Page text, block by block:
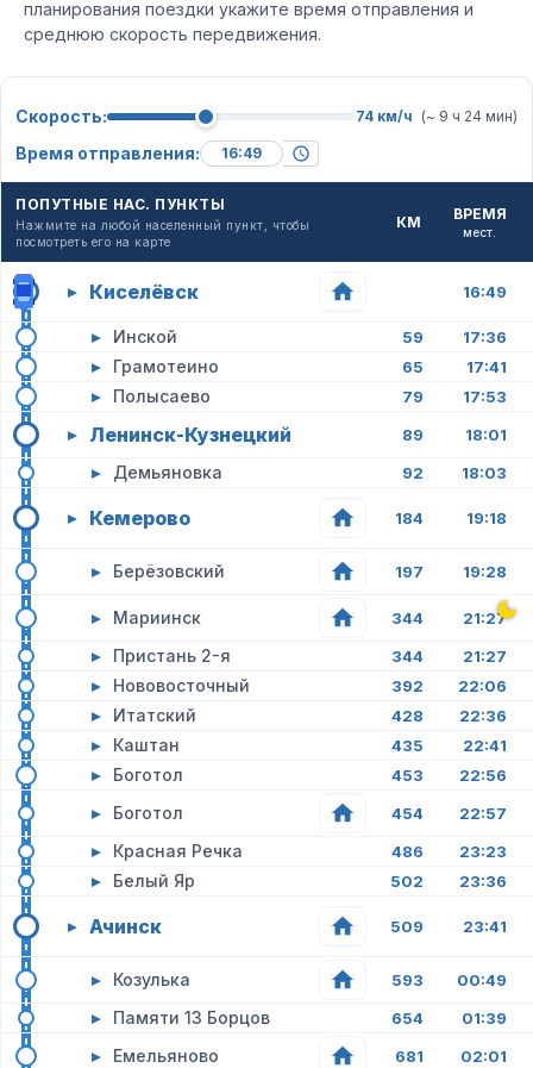
планирования поездки укажите время отправления и
среднюю скорость передвижения.
Скорость: 74 км/ч (~ 9 ч 24 мин)
Время отправления:
ПОПУТНЫЕ НАС. ПУНКТЫ
Нажмите на любой населенный пункт, чтобы
посмотреть его на карте
КМ ВРЕМЯ
мест.
▸ Киселёвск 16:49
▸ Инской 59 17:36
▸ Грамотеино 65 17:41
▸ Полысаево 79 17:53
▸ Ленинск-Кузнецкий 89 18:01
▸ Демьяновка 92 18:03
▸ Кемерово 184 19:18
▸ Берёзовский 197 19:28
▸ Мариинск 344 21:27
▸ Пристань 2-я 344 21:27
▸ Нововосточный 392 22:06
▸ Итатский 428 22:36
▸ Каштан 435 22:41
▸ Боготол 453 22:56
▸ Боготол 454 22:57
▸ Красная Речка 486 23:23
▸ Белый Яр 502 23:36
▸ Ачинск 509 23:41
▸ Козулька 593 00:49
▸ Памяти 13 Борцов 654 01:39
▸ Емельяново 681 02:01